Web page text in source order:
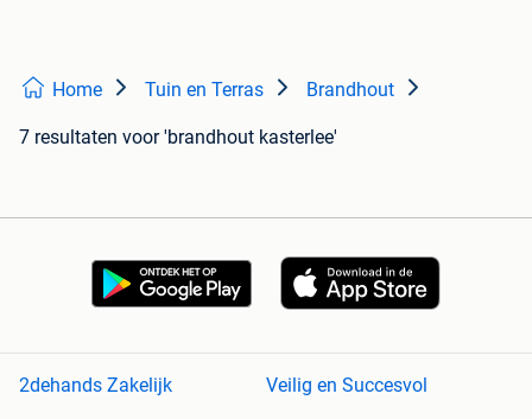
Home Tuin en Terras Brandhout
7 resultaten voor 'brandhout kasterlee'
2dehands Zakelijk Veilig en Succesvol